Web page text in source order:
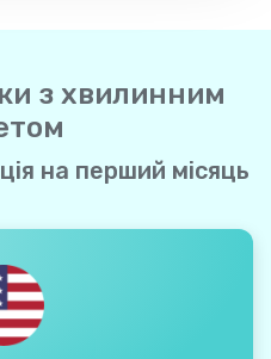
з хвилинним
на перший місяць